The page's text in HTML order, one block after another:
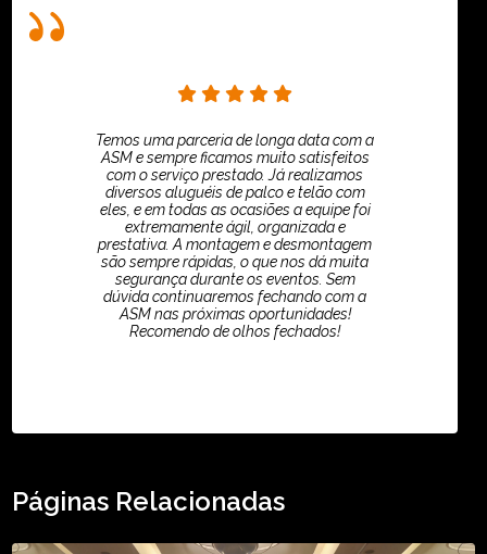
Temos uma parceria de longa data com a
ASM e sempre ficamos muito satisfeitos
com o serviço prestado. Já realizamos
diversos aluguéis de palco e telão com
eles, e em todas as ocasiões a equipe foi
extremamente ágil, organizada e
prestativa. A montagem e desmontagem
são sempre rápidas, o que nos dá muita
segurança durante os eventos. Sem
dúvida continuaremos fechando com a
ASM nas próximas oportunidades!
Recomendo de olhos fechados!
Páginas Relacionadas